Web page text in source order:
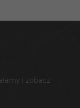
i zobacz